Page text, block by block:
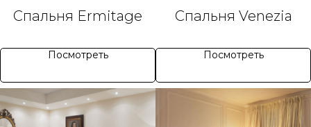
Спальня Ermitage
Посмотреть
Спальня Venezia
Посмотреть